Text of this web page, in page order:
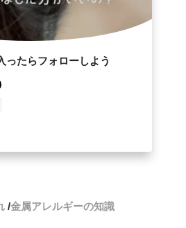
ったらフォローしよう
金属アレルギーの知識